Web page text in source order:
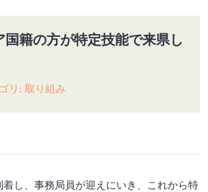
国籍の方が特定技能で来県し
リ: 取り組み
着し、事務局員が迎えにいき、これから特